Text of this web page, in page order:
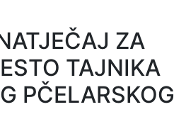
ZA
TAJNIKA
PČELARSKOG